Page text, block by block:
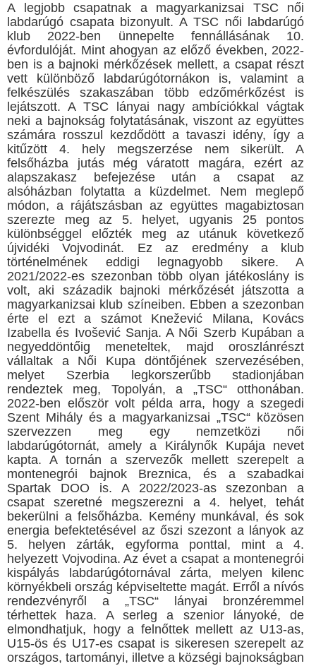
A legjobb csapatnak a magyarkanizsai TSC női
labdarúgó csapata bizonyult. A TSC női labdarúgó
klub 2022-ben ünnepelte fennállásának 10.
évfordulóját. Mint ahogyan az előző években, 2022-
ben is a bajnoki mérkőzések mellett, a csapat részt
vett különböző labdarúgótornákon is, valamint a
felkészülés szakaszában több edzőmérkőzést is
lejátszott. A TSC lányai nagy ambíciókkal vágtak
neki a bajnokság folytatásának, viszont az együttes
számára rosszul kezdődött a tavaszi idény, így a
kitűzött 4. hely megszerzése nem sikerült. A
felsőházba jutás még váratott magára, ezért az
alapszakasz befejezése után a csapat az
alsóházban folytatta a küzdelmet. Nem meglepő
módon, a rájátszásban az együttes magabiztosan
szerezte meg az 5. helyet, ugyanis 25 pontos
különbséggel előzték meg az utánuk következő
újvidéki Vojvodinát. Ez az eredmény a klub
történelmének eddigi legnagyobb sikere. A
2021/2022-es szezonban több olyan játékoslány is
volt, aki századik bajnoki mérkőzését játszotta a
magyarkanizsai klub színeiben. Ebben a szezonban
érte el ezt a számot Knežević Milana, Kovács
Izabella és Ivošević Sanja. A Női Szerb Kupában a
negyeddöntőig meneteltek, majd oroszlánrészt
vállaltak a Női Kupa döntőjének szervezésében,
melyet Szerbia legkorszerűbb stadionjában
rendeztek meg, Topolyán, a „TSC“ otthonában.
2022-ben először volt példa arra, hogy a szegedi
Szent Mihály és a magyarkanizsai „TSC“ közösen
szervezzen meg egy nemzetközi női
labdarúgótornát, amely a Királynők Kupája nevet
kapta. A tornán a szervezők mellett szerepelt a
montenegrói bajnok Breznica, és a szabadkai
Spartak DOO is. A 2022/2023-as szezonban a
csapat szeretné megszerezni a 4. helyet, tehát
bekerülni a felsőházba. Kemény munkával, és sok
energia befektetésével az őszi szezont a lányok az
5. helyen zárták, egyforma ponttal, mint a 4.
helyezett Vojvodina. Az évet a csapat a montenegrói
kispályás labdarúgótornával zárta, melyen kilenc
környékbeli ország képviseltette magát. Erről a nívós
rendezvényről a „TSC“ lányai bronzéremmel
térhettek haza. A serleg a szenior lányoké, de
elmondhatjuk, hogy a felnőttek mellett az U13-as,
U15-ös és U17-es csapat is sikeresen szerepelt az
országos, tartományi, illetve a községi bajnokságban